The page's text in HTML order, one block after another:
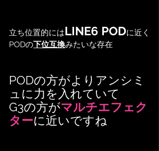
立ち位置的にはLINE6 PODに近く
PODの下位互換みたいな存在
PODの方がよりアンシミ
ュに力を入れていて
G3の方がマルチエフェク
ターに近いですね